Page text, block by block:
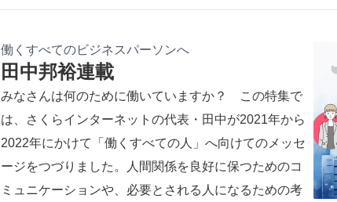
働くすべてのビジネスパーソンへ
田中邦裕連載
みなさんは何のために働いていますか？ この特集で
は、さくらインターネットの代表・田中が2021年から
2022年にかけて「働くすべての人」へ向けてのメッセ
ージをつづりました。人間関係を良好に保つためのコ
ミュニケーションや、必要とされる人になるための考